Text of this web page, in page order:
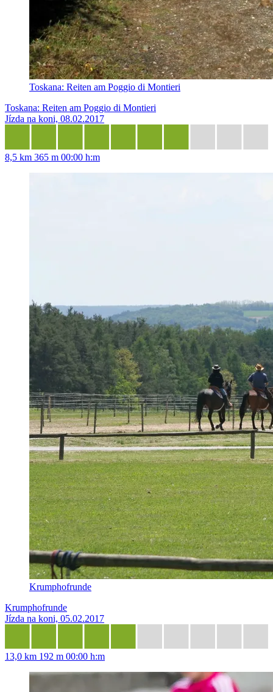
Toskana: Reiten am Poggio di Montieri
Toskana: Reiten am Poggio di Montieri
Jízda na koni, 08.02.2017
8,5 km 365 m 00:00 h:m
Krumphofrunde
Krumphofrunde
Jízda na koni, 05.02.2017
13,0 km 192 m 00:00 h:m